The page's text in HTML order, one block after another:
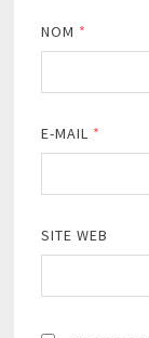
NOM *
E-MAIL *
SITE WEB